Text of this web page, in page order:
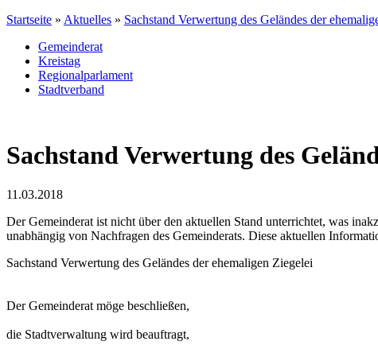
Startseite » Aktuelles » Sachstand Verwertung des Geländes der
Gemeinderat
Kreistag
Regionalparlament
Stadtverband
Sachstand Verwertung des
11.03.2018
Der Gemeinderat ist nicht über den aktuellen Stand unterrichtet, was
unabhängig von Nachfragen des Gemeinderats. Diese aktuellen
Sachstand Verwertung des Geländes der ehemaligen Ziegelei
Der Gemeinderat möge beschließen,
die Stadtverwaltung wird beauftragt,